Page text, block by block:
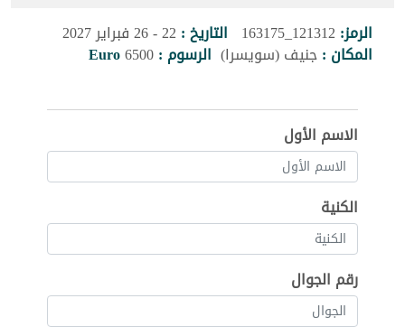
الرمز: 121312_163175 التاريخ : 22 - 26 فبراير 2027
المكان :جنيف (سويسرا) الرسوم :6500
Euro
الاسم الأول
الكنية
رقم الجوال